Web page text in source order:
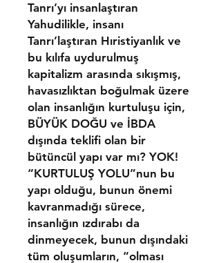
Tanrı’yı insanlaştıran
Yahudilikle, insanı
Tanrı’laştıran Hıristiyanlık ve
bu kılıfa uydurulmuş
kapitalizm arasında sıkışmış,
havasızlıktan boğulmak üzere
olan insanlığın kurtuluşu için,
BÜYÜK DOĞU ve İBDA
dışında teklifi olan bir
bütüncül yapı var mı? YOK!
“KURTULUŞ YOLU”nun bu
yapı olduğu, bunun önemi
kavranmadığı sürece,
insanlığın ızdırabı da
dinmeyecek, bunun dışındaki
tüm oluşumların, “olması